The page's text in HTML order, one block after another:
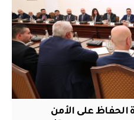
على الأمن